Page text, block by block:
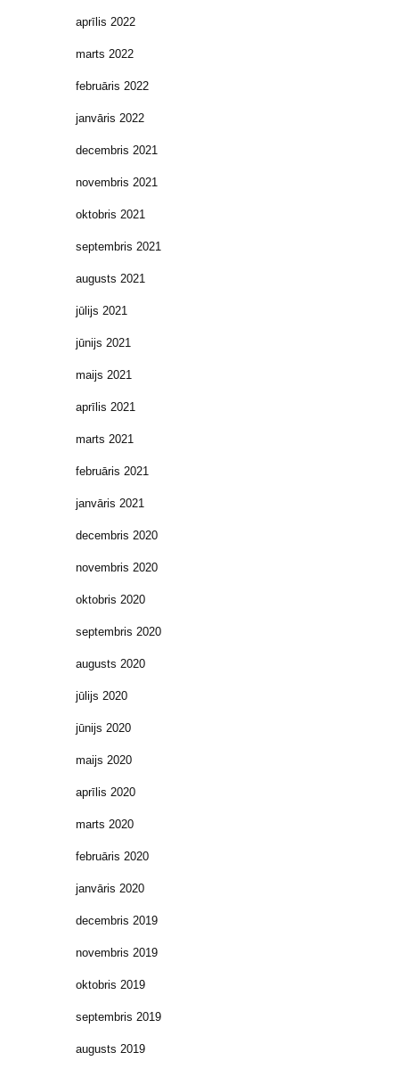
aprīlis 2022
marts 2022
februāris 2022
janvāris 2022
decembris 2021
novembris 2021
oktobris 2021
septembris 2021
augusts 2021
jūlijs 2021
jūnijs 2021
maijs 2021
aprīlis 2021
marts 2021
februāris 2021
janvāris 2021
decembris 2020
novembris 2020
oktobris 2020
septembris 2020
augusts 2020
jūlijs 2020
jūnijs 2020
maijs 2020
aprīlis 2020
marts 2020
februāris 2020
janvāris 2020
decembris 2019
novembris 2019
oktobris 2019
septembris 2019
augusts 2019